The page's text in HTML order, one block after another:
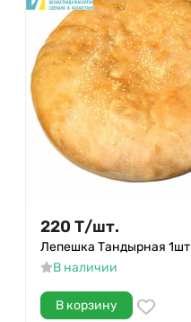
220 Т/шт.
Лепешка Тандырная 1шт
В наличии
В корзину